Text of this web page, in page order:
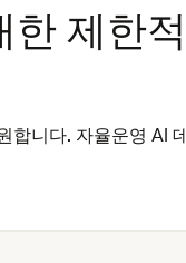
제한
니다. 자율운영 AI